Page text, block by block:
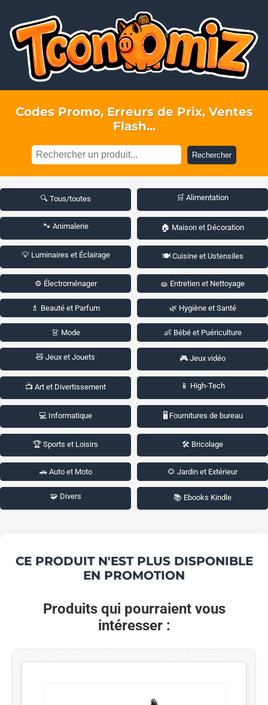
Codes Promo, Erreurs de Prix, Ventes
Flash...
Rechercher
🔍 Tous/toutes 🛒 Alimentation
🐾 Animalerie 🏠 Maison et Décoration
💡 Luminaires et Éclairage 🍽️ Cuisine et Ustensiles
⚙️ Électroménager 🧽 Entretien et Nettoyage
💄 Beauté et Parfum 🌿 Hygiène et Santé
👗 Mode 👶 Bébé et Puériculture
🧸 Jeux et Jouets 🎮 Jeux vidéo
📺 Art et Divertissement 📱 High-Tech
💻 Informatique 🖥️ Fournitures de bureau
🏆 Sports et Loisirs 🛠️ Bricolage
🚗 Auto et Moto 🌻 Jardin et Extérieur
🧩 Divers 📚 Ebooks Kindle
CE PRODUIT N'EST PLUS DISPONIBLE
EN PROMOTION
Produits qui pourraient vous
intéresser :